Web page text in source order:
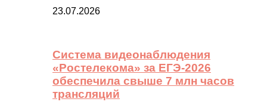
23.07.2026
Система видеонаблюдения
«Ростелекома» за ЕГЭ-2026
обеспечила свыше 7 млн часов
трансляций